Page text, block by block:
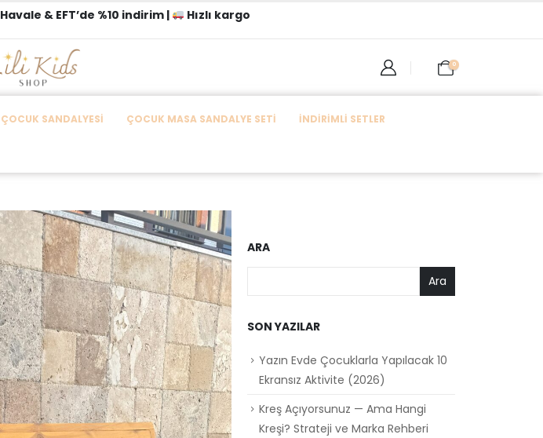
Havale & EFT’de %10 indirim | Hızlı kargo
0
ÇOCUK SANDALYESI ÇOCUK MASA SANDALYE SETI İNDIRIMLI SETLER
ARA
Ara
SON YAZILAR
Yazın Evde Çocuklarla Yapılacak 10
Ekransız Aktivite (2026)
Kreş Açıyorsunuz — Ama Hangi
Kreşi? Strateji ve Marka Rehberi